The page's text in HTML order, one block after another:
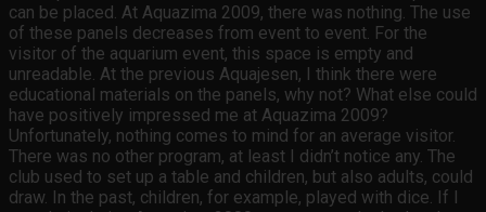
can be placed. At Aquazima 2009, there was nothing. The use
of these panels decreases from event to event. For the
visitor of the aquarium event, this space is empty and
unreadable. At the previous Aquajesen, I think there were
educational materials on the panels, why not? What else could
have positively impressed me at Aquazima 2009?
Unfortunately, nothing comes to mind for an average visitor.
There was no other program, at least I didn’t notice any. The
club used to set up a table and children, but also adults, could
draw. In the past, children, for example, played with dice. If I